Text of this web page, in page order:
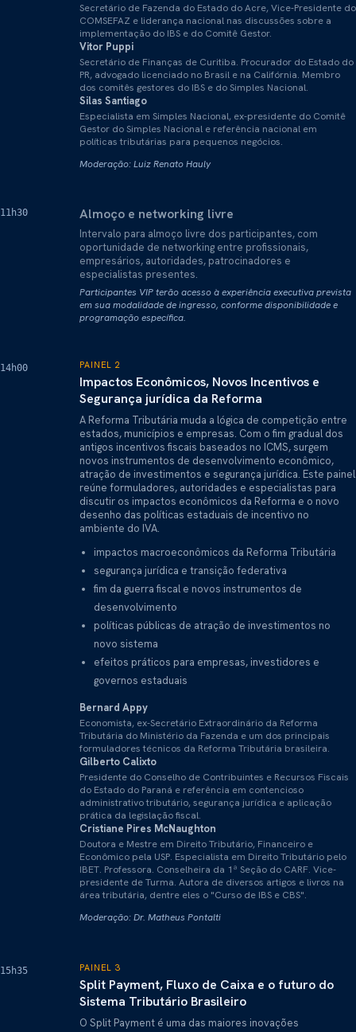
Secretário de Fazenda do Estado do Acre, Vice-Presidente do
COMSEFAZ e liderança nacional nas discussões sobre a
implementação do IBS e do Comitê Gestor.
Vitor Puppi
Secretário de Finanças de Curitiba. Procurador do Estado do
PR, advogado licenciado no Brasil e na Califórnia. Membro
dos comitês gestores do IBS e do Simples Nacional.
Silas Santiago
Especialista em Simples Nacional, ex-presidente do Comitê
Gestor do Simples Nacional e referência nacional em
políticas tributárias para pequenos negócios.
Moderação: Luiz Renato Hauly
11h30 Almoço e networking livre
Intervalo para almoço livre dos participantes, com
oportunidade de networking entre profissionais,
empresários, autoridades, patrocinadores e
especialistas presentes.
Participantes VIP terão acesso à experiência executiva prevista
em sua modalidade de ingresso, conforme disponibilidade e
programação específica.
14h00 PAINEL 2
Impactos Econômicos, Novos Incentivos e
Segurança jurídica da Reforma
A Reforma Tributária muda a lógica de competição entre
estados, municípios e empresas. Com o fim gradual dos
antigos incentivos fiscais baseados no ICMS, surgem
novos instrumentos de desenvolvimento econômico,
atração de investimentos e segurança jurídica. Este painel
reúne formuladores, autoridades e especialistas para
discutir os impactos econômicos da Reforma e o novo
desenho das políticas estaduais de incentivo no
ambiente do IVA.
impactos macroeconômicos da Reforma Tributária
segurança jurídica e transição federativa
fim da guerra fiscal e novos instrumentos de
desenvolvimento
políticas públicas de atração de investimentos no
novo sistema
efeitos práticos para empresas, investidores e
governos estaduais
Bernard Appy
Economista, ex-Secretário Extraordinário da Reforma
Tributária do Ministério da Fazenda e um dos principais
formuladores técnicos da Reforma Tributária brasileira.
Gilberto Calixto
Presidente do Conselho de Contribuintes e Recursos Fiscais
do Estado do Paraná e referência em contencioso
administrativo tributário, segurança jurídica e aplicação
prática da legislação fiscal.
Cristiane Pires McNaughton
Doutora e Mestre em Direito Tributário, Financeiro e
Econômico pela USP. Especialista em Direito Tributário pelo
IBET. Professora. Conselheira da 1ª Seção do CARF. Vice-
presidente de Turma. Autora de diversos artigos e livros na
área tributária, dentre eles o "Curso de IBS e CBS".
Moderação: Dr. Matheus Pontalti
15h35 PAINEL 3
Split Payment, Fluxo de Caixa e o futuro do
Sistema Tributário Brasileiro
O Split Payment é uma das maiores inovações